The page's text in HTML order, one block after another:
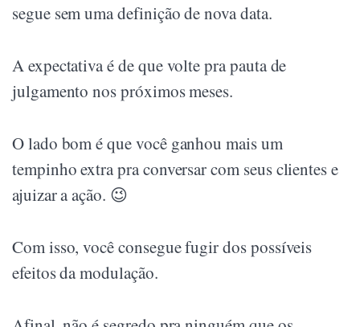
segue sem uma definição de nova data.
A expectativa é de que volte pra pauta de
julgamento nos próximos meses.
O lado bom é que você ganhou mais um
tempinho extra pra conversar com seus clientes e
ajuizar a ação. 😉
Com isso, você consegue fugir dos possíveis
efeitos da modulação.